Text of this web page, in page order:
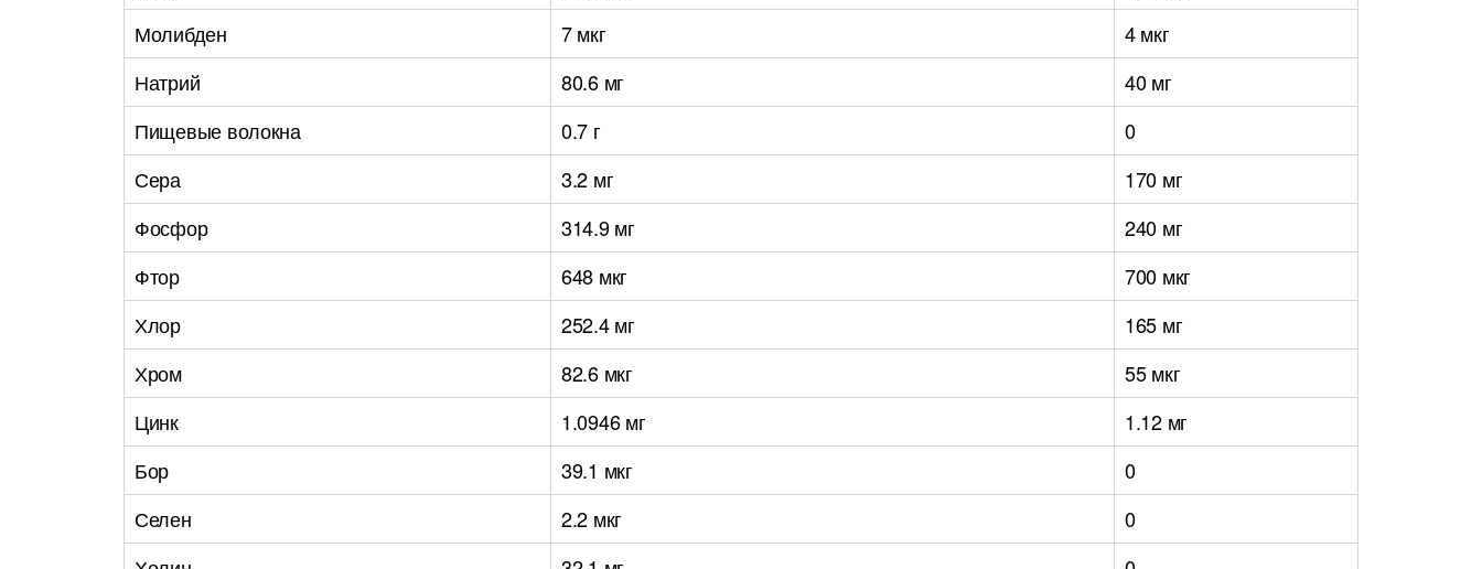
Молибден
7 мкг
4 мкг
Натрий
80.6 мг
40 мг
Пищевые волокна
0.7 г
0
Сера
3.2 мг
170 мг
Фосфор
314.9 мг
240 мг
Фтор
648 мкг
700 мкг
Хлор
252.4 мг
165 мг
Хром
82.6 мкг
55 мкг
Цинк
1.0946 мг
1.12 мг
Бор
39.1 мкг
0
Селен
2.2 мкг
0